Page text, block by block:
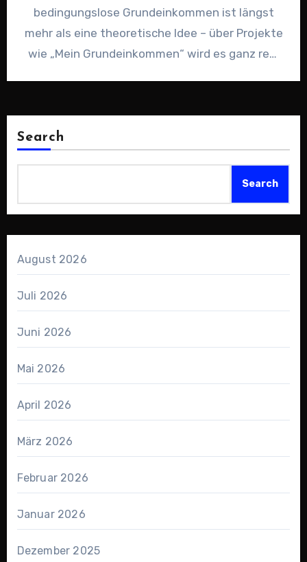
bedingungslose Grundeinkommen ist längst
mehr als eine theoretische Idee – über Projekte
wie „Mein Grundeinkommen“ wird es ganz real
Search
Search
August 2026
Juli 2026
Juni 2026
Mai 2026
April 2026
März 2026
Februar 2026
Januar 2026
Dezember 2025